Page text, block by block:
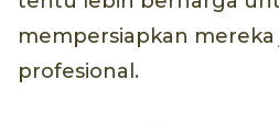
mempersiapkan mereka
profesional.